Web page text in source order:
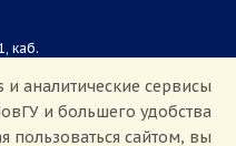
каб.
аналитические сервисы
и большего удобства
пользоваться сайтом, вы